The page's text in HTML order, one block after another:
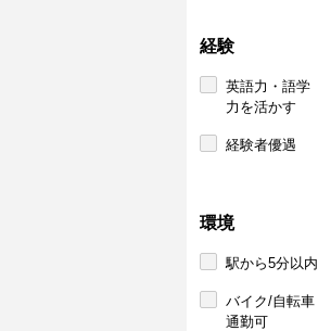
経験
英語力・語学
力を活かす
経験者優遇
環境
駅から5分以内
バイク/自転車
通勤可